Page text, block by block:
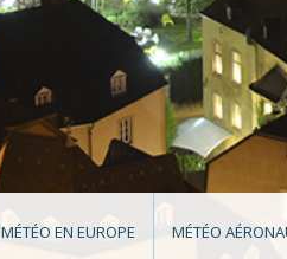
MÉTÉO EN EUROPE MÉTÉO